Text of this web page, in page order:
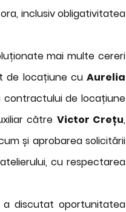
inclusiv obligativitatea
mai multe cereri
de locațiune cu Aurelia
contractului de locațiune
către Victor Crețu,
și aprobarea solicitării
cu respectarea
a discutat oportunitatea